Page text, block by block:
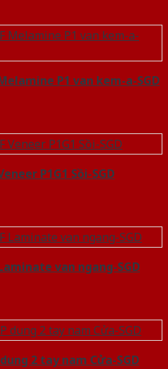
P1 van kem-a-SGD
P1G1 Sồi-SGD
van ngang-SGD
2 tay nam Cửa-SGD